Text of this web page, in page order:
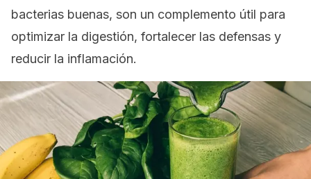
bacterias buenas, son un complemento útil para
optimizar la digestión, fortalecer las defensas y
reducir la inflamación.